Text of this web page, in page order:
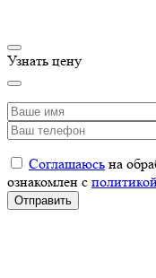
Узнать цену
Соглашаюсь на
ознакомлен с